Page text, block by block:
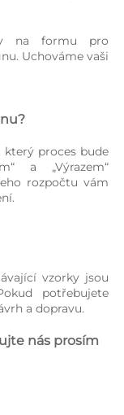
na formu pro
Uchováme vaši
který proces bude
a „Výrazem“
rozpočtu vám
vzorky jsou
potřebujete
a dopravu.
nás prosím